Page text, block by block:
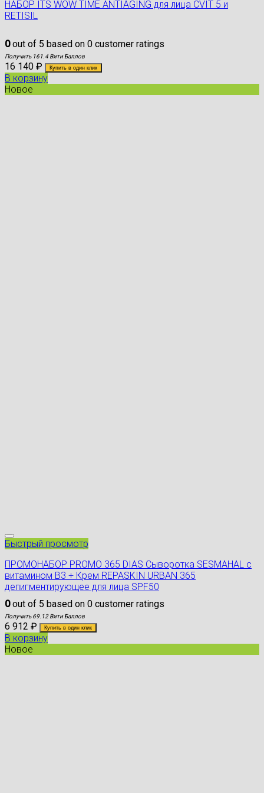
НАБОР ITS WOW TIME ANTIAGING для лица CVIT 5 и
RETISIL
0out of 5 based on 0 customer ratings
Получить 161.4 Вити Баллов
16 140 ₽ Купить в один клик
В корзину
Новое
Быстрый просмотр
ПРОМОНАБОР PROMO 365 DIAS Сыворотка SESMAHAL с
витамином B3 + Крем REPASKIN URBAN 365
депигментирующее для лица SPF50
0out of 5 based on 0 customer ratings
Получить 69.12 Вити Баллов
6 912 ₽ Купить в один клик
В корзину
Новое